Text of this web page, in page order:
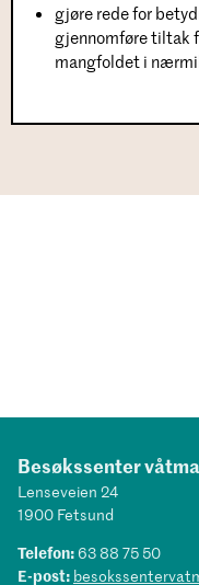
gjøre rede for
gjennomføre tiltak
mangfoldet i
Besøkssenter
Lenseveien 24
1900 Fetsund
Telefon:63 88 75 50
E-post: